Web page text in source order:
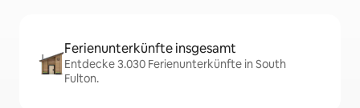
Ferienunterkünfte insgesamt
Entdecke 3.030 Ferienunterkünfte in South
Fulton.